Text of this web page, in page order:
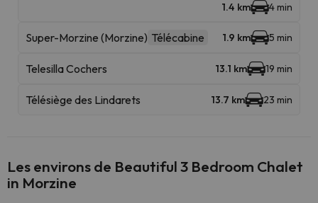
1.4 km 4 min
Super-Morzine (Morzine) Télécabine 1.9 km 5 min
Telesilla Cochers 13.1 km 19 min
Télésiège des Lindarets 13.7 km 23 min
Les environs de Beautiful 3 Bedroom Chalet
in Morzine